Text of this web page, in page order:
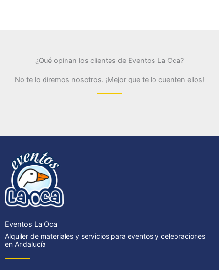
¿Qué opinan los clientes de Eventos La Oca?
No te lo diremos nosotros. ¡Mejor que te lo cuenten ellos!
Eventos La Oca
Alquiler de materiales y servicios para eventos y celebraciones
en Andalucía